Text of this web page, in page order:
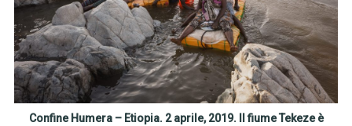
Confine Humera – Etiopia. 2 aprile, 2019. Il fiume Tekeze è